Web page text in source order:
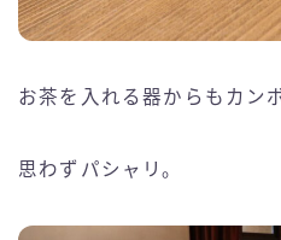
お茶を入れる器からもカン
思わずパシャリ。